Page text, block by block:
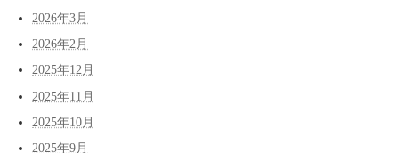
2026年3月
2026年2月
2025年12月
2025年11月
2025年10月
2025年9月